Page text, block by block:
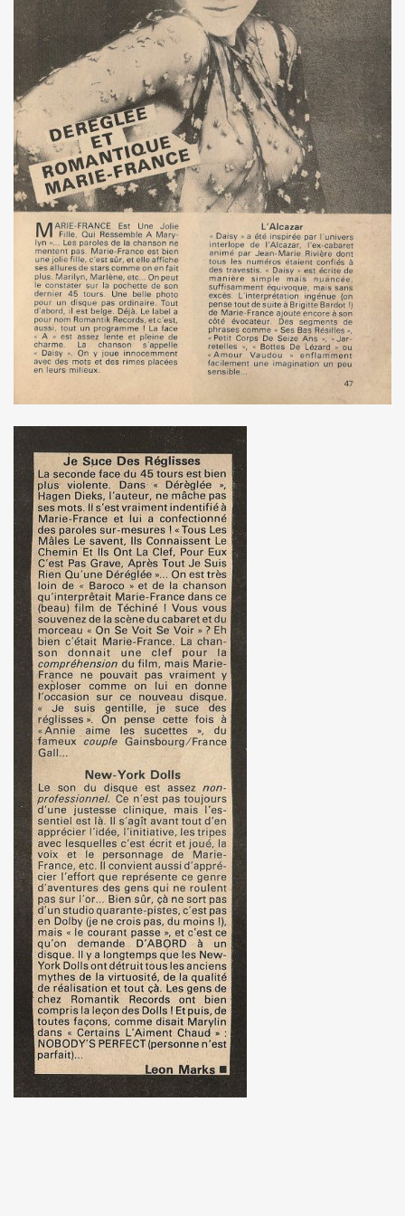
TOUR" de JOHNNY HALLYDAY le 9 decembre
Jacques Duvall") dans l'exposition "DAHO L'AIME
CLASH ("Radio Clash sur Paris") le 9 septembre
Duvall", "39 de fievre") dans "JUKE BOX MAGAZINE"
HIGHAM : chronique detaillee.
"39 de fievre") photographiee le 12 aout 2017 par
FRANCE ("chante Jacques Duvall") par
Tropical Berlin") le 2 decembre 2016 a l'Orange
PRUVOT) et la Troupe de Madame Arthur de la
DUVALL") le 25 novembre 2016 + les 23 et 24 fevrier
etre la marquise des anges") : interview + discographie.
"IN&OUT FESTIVAL", du 27 avril au 1er mai 2017 a
DUVALL" par JEAN-EMMANUEL DELUXE.
& LES EXTRATERRESTRES : chronique
FRANCE dans le cadre de l'exposition "L'esprit
FRANCE ("chante Jacques Duvall") par PIERRE &
detaillee des reeditions remasterisees 2017 des
DUVALL") dans le videoclip scopitone "PATRICIA"
le 29 octobre 2016 au Trianon : compte rendu.
DUVALL", Freaksville, 2016) et CHRISSIE HYNDE
OF A GUN (JACQUES SERIS, PASCAL SAUMADE)
: ils ne se quitteront jamais", par FRANCOIS
DUVALL" (realise par Benjamin Schoos et Chris
"Rallumeurs d'etoiles") le 2 juillet 2016 a DOMONT (95) :
"39 de fievre) de MARIE FRANCE ET LES
"1976-2016" le 22 avril 2016 aux RENDEZ VOUS D
chansons de JACQUES DUVALL) le 25 mars 2016 a l
Berlin" et "Sphynx") le 18 mars 2016 a l EMB de